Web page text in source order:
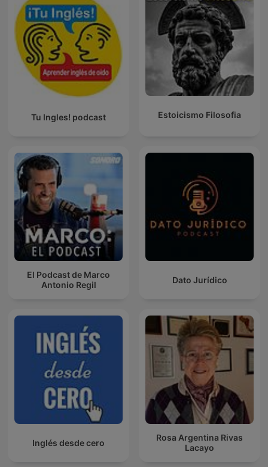
Tu Ingles! podcast Estoicismo Filosofia
El Podcast de Marco
Antonio Regil
Dato Jurídico
Inglés desde cero
Rosa Argentina Rivas
Lacayo